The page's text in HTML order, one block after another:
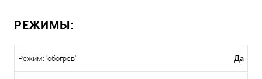
РЕЖИМЫ:
Режим: 'обогрев' Да